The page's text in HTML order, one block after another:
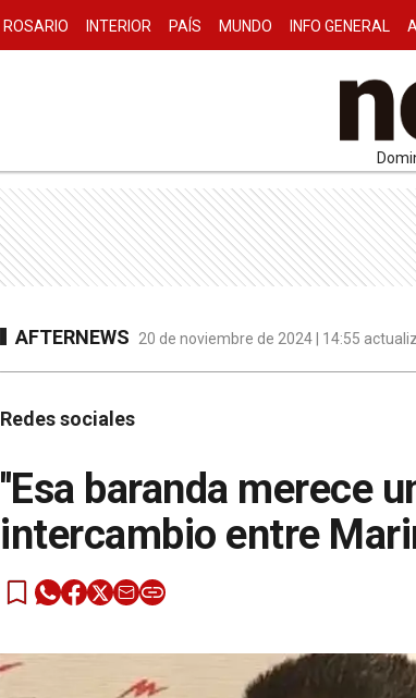
ROSARIO INTERIOR PAÍS MUNDO INFO GENERAL
AFTERNEWS 20 de noviembre de 2024 | 14:55
Redes sociales
''Esa baranda merece
intercambio entre